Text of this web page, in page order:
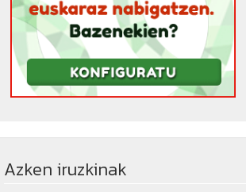
Azken iruzkinak